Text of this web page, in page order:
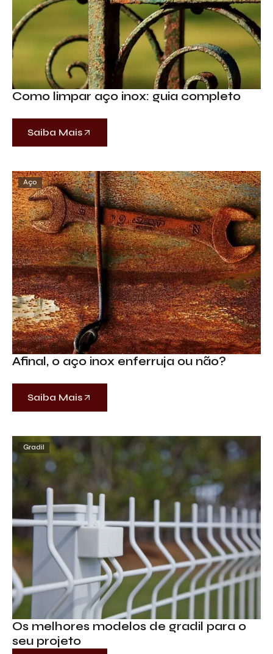
Como limpar aço inox: guia completo
Saiba Mais
Aço
Afinal, o aço inox enferruja ou não?
Saiba Mais
Gradil
Os melhores modelos de gradil para o
seu projeto